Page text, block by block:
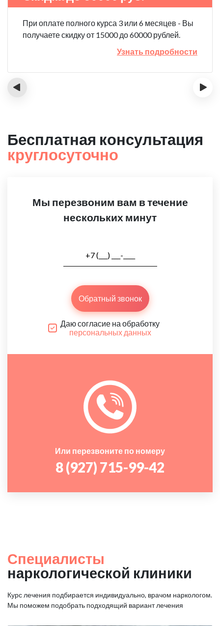
При оплате полного курса 3 или 6 месяцев - Вы
получаете скидку от 15000 до 60000 рублей.
Узнать подробности
‹ ›
Бесплатная консультация
круглосуточно
Мы перезвоним вам в течение
нескольких минут
Обратный звонок
Даю согласие на обработку
персональных данных
Или перезвоните по номеру
8 (927) 715-99-42
Специалисты
наркологической клиники
Курс лечения подбирается индивидуально, врачом наркологом.
Мы поможем подобрать подходящий вариант лечения